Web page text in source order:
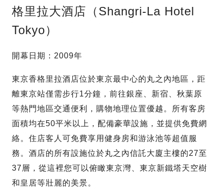
格里拉大酒店（Shangri-La Hotel
Tokyo）
開幕日期：2009年
東京香格里拉酒店位於東京最中心的丸之內地區，距
離東京站僅需步行1分鐘，前往銀座、新宿、秋葉原
等熱門地區交通便利，購物地理位置優越。所有客房
面積均在50平米以上，配備豪華設施，並提供免費網
絡。住店客人可免費享用健身房和游泳池等超值服
務。酒店的所有設施位於丸之內信託大廈主樓的27至
37層，從這裡您可以俯瞰東京灣、東京新鐵塔天空樹
和皇居等壯麗的美景。